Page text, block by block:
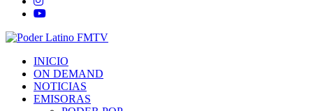
INICIO
ON DEMAND
NOTICIAS
EMISORAS